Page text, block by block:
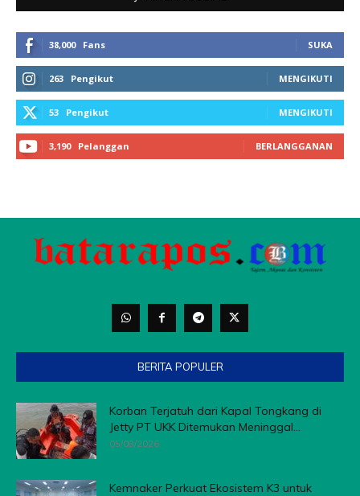
38,000 Fans SUKA
263 Pengikut MENGIKUTI
53 Pengikut MENGIKUTI
3,190 Pelanggan BERLANGGANAN
BERITA POPULER
Korban Terjatuh dari Kapal Tongkang di
Jetty PT UKK Ditemukan Meninggal...
05/08/2026
Kemnaker Perkuat Ekosistem K3 untuk